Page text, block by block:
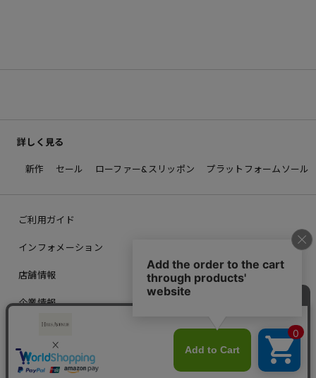
詳しく見る
新作 セール ローファー&スリッポン プラットフォームソール
ご利用ガイド
インフォメーション
店舗情報
企業情報